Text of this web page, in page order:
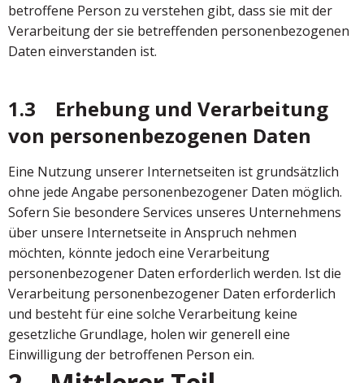
betroffene Person zu verstehen gibt, dass sie mit der
Verarbeitung der sie betreffenden personenbezogenen
Daten einverstanden ist.
1.3 Erhebung und Verarbeitung
von personenbezogenen Daten
Eine Nutzung unserer Internetseiten ist grundsätzlich
ohne jede Angabe personenbezogener Daten möglich.
Sofern Sie besondere Services unseres Unternehmens
über unsere Internetseite in Anspruch nehmen
möchten, könnte jedoch eine Verarbeitung
personenbezogener Daten erforderlich werden. Ist die
Verarbeitung personenbezogener Daten erforderlich
und besteht für eine solche Verarbeitung keine
gesetzliche Grundlage, holen wir generell eine
Einwilligung der betroffenen Person ein.